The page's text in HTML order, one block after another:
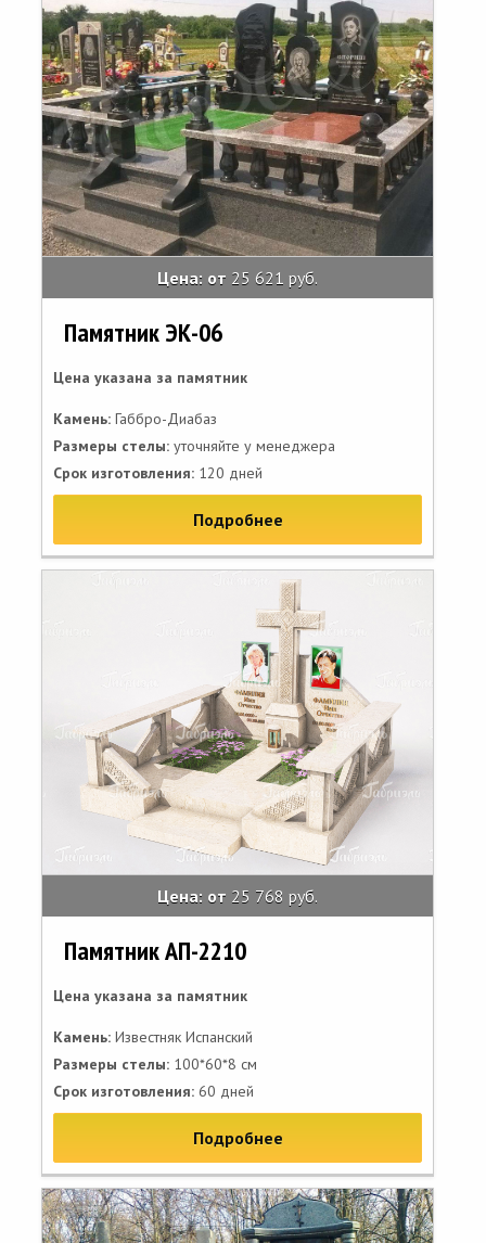
Цена: от 25 621 руб.
Памятник ЭК-06
Цена указана за памятник
Камень: Габбро-Диабаз
Размеры стелы: уточняйте у менеджера
Срок изготовления: 120 дней
Подробнее
Цена: от 25 768 руб.
Памятник АП-2210
Цена указана за памятник
Камень: Известняк Испанский
Размеры стелы: 100*60*8 см
Срок изготовления: 60 дней
Подробнее